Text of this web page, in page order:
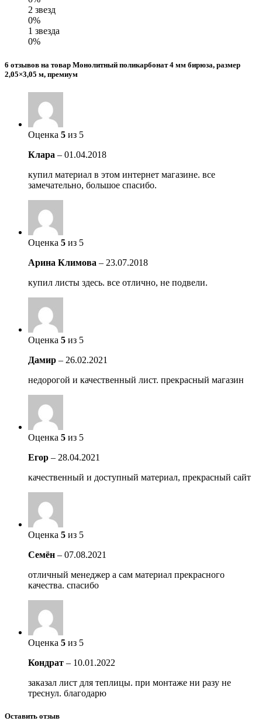
2 звезд
0%
1 звезда
0%
6 отзывов на товар Монолитный поликарбонат 4 мм бирюза, размер
2,05×3,05 м, премиум
Оценка 5 из 5
Клара – 01.04.2018
купил материал в этом интернет магазине. все
замечательно, большое спасибо.
Оценка 5 из 5
Арина Климова – 23.07.2018
купил листы здесь. все отлично, не подвели.
Оценка 5 из 5
Дамир – 26.02.2021
недорогой и качественный лист. прекрасный магазин
Оценка 5 из 5
Егор – 28.04.2021
качественный и доступный материал, прекрасный сайт
Оценка 5 из 5
Семён – 07.08.2021
отличный менеджер а сам материал прекрасного
качества. спасибо
Оценка 5 из 5
Кондрат – 10.01.2022
заказал лист для теплицы. при монтаже ни разу не
треснул. благодарю
Оставить отзыв